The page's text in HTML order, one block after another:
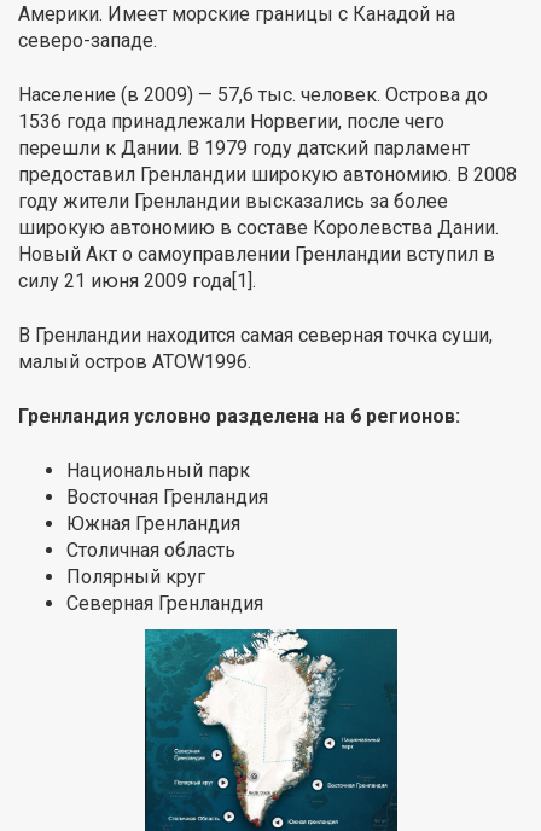
Америки. Имеет морские границы с Канадой на
северо-западе.
Население (в 2009) — 57,6 тыс. человек. Острова до
1536 года принадлежали Норвегии, после чего
перешли к Дании. В 1979 году датский парламент
предоставил Гренландии широкую автономию. В 2008
году жители Гренландии высказались за более
широкую автономию в составе Королевства Дании.
Новый Акт о самоуправлении Гренландии вступил в
силу 21 июня 2009 года[1].
В Гренландии находится самая северная точка суши,
малый остров ATOW1996.
Гренландия условно разделена на 6 регионов:
Национальный парк
Восточная Гренландия
Южная Гренландия
Столичная область
Полярный круг
Северная Гренландия